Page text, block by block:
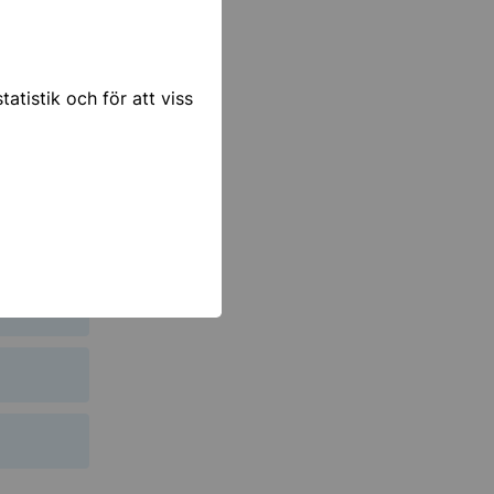
och för att viss
så